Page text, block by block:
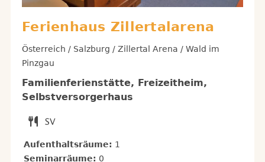
Ferienhaus Zillertalarena
Österreich / Salzburg / Zillertal Arena / Wald im
Pinzgau
Familienferienstätte, Freizeitheim,
Selbstversorgerhaus
Aufenthaltsräume: 1
Seminarräume: 0